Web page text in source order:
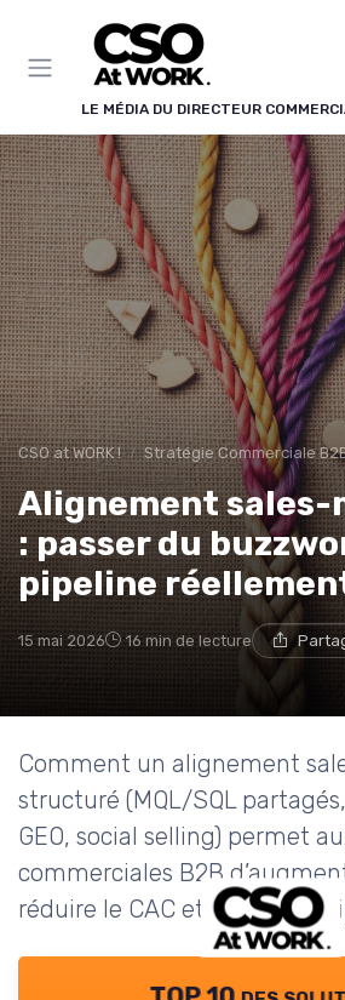
LE MÉDIA DU DIRECTEUR
CSO at WORK ! Stratégie Commerciale
Alignement
: passer du
pipeline
15 mai 2026 16 min de lecture
Comment un alignement
structuré (MQL/SQL
GEO, social selling) permet
commerciales B2B
réduire le CAC et piloter un